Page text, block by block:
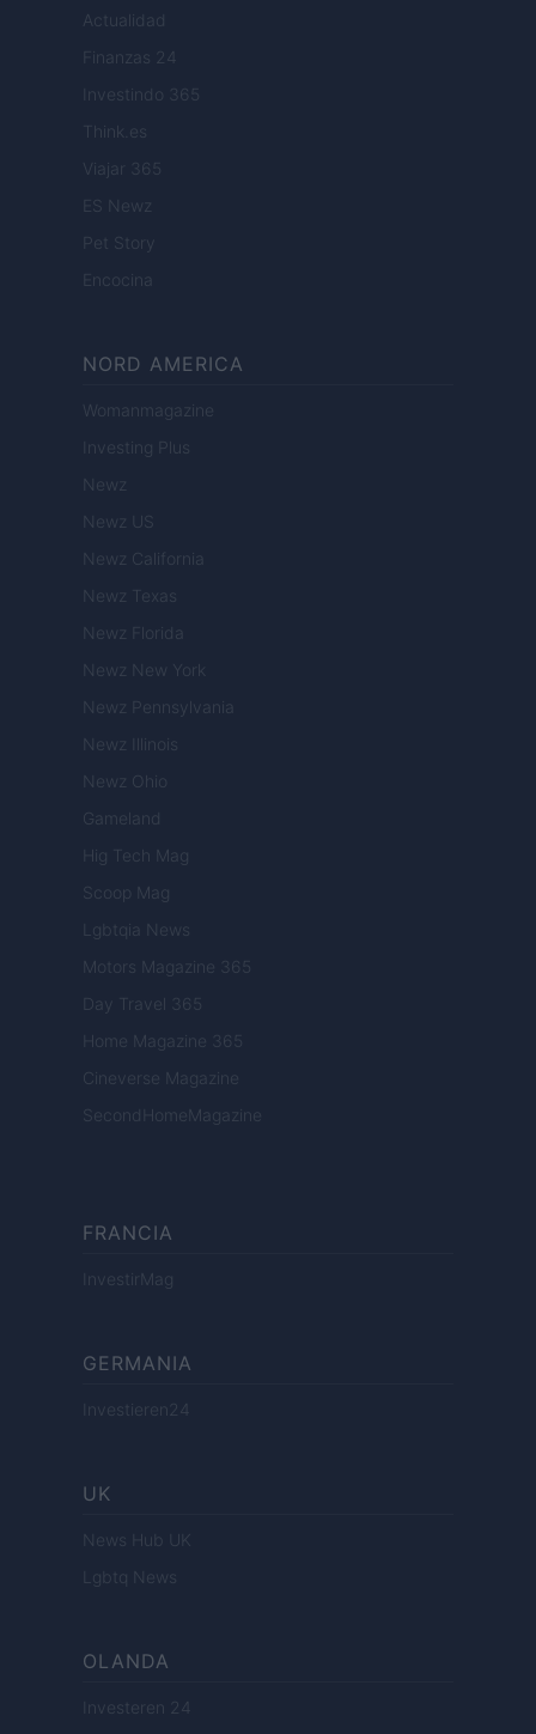
Actualidad
Finanzas 24
Investindo 365
Think.es
Viajar 365
ES Newz
Pet Story
Encocina
NORD AMERICA
Womanmagazine
Investing Plus
Newz
Newz US
Newz California
Newz Texas
Newz Florida
Newz New York
Newz Pennsylvania
Newz Illinois
Newz Ohio
Gameland
Hig Tech Mag
Scoop Mag
Lgbtqia News
Motors Magazine 365
Day Travel 365
Home Magazine 365
Cineverse Magazine
SecondHomeMagazine
FRANCIA
InvestirMag
GERMANIA
Investieren24
UK
News Hub UK
Lgbtq News
OLANDA
Investeren 24